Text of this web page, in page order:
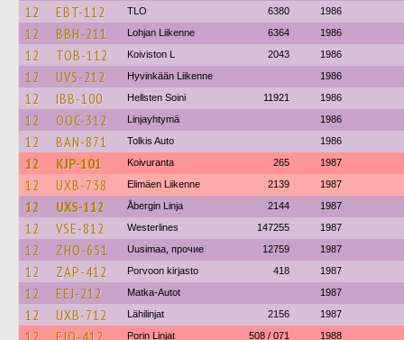
12 EBT-112 TLO 6380 1986
12 BBH-211 Lohjan Liikenne 6364 1986
12 TOB-112 Koiviston L 2043 1986
12 UVS-212 Hyvinkään Liikenne 1986
12 IBB-100 Hellsten Soini 11921 1986
12 OOC-312 Linjayhtymä 1986
12 BAN-871 Tolkis Auto 1986
12 KJP-101 Koivuranta 265 1987
12 UXB-738 Elimäen Liikenne 2139 1987
12 UXS-112 Åbergin Linja 2144 1987
12 VSE-812 Westerlines 147255 1987
12 ZHO-651 Uusimaa, прочие 12759 1987
12 ZAP-412 Porvoon kirjasto 418 1987
12 EEJ-212 Matka-Autot 1987
12 UXB-712 Lähilinjat 2156 1987
12 EJO-412 Porin Linjat 508 / 071 1988